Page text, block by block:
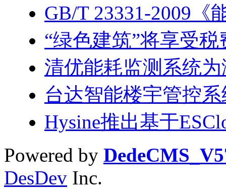
GB/T 23331-2009《
“绿色建筑”将享受税
清优能耗监测系统
台达智能楼宇管控
Hysine推出基于
Powered by
DesDev Inc.